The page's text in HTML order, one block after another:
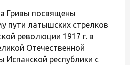
Гривы посвящены
пути латышских стрелков
революции 1917 г. в
Отечественной
Испанской республики с